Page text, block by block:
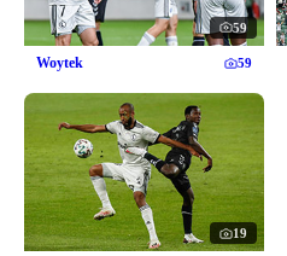
59
Woytek 59
19